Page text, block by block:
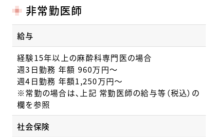
非常勤医師
給与
経験15年以上の麻酔科専門医の場合
週3日勤務 年額 960万円～
週4日勤務 年額1,250万円～
※常勤の場合は、上記 常勤医師の給与等（税込）の
欄を参照
社会保険